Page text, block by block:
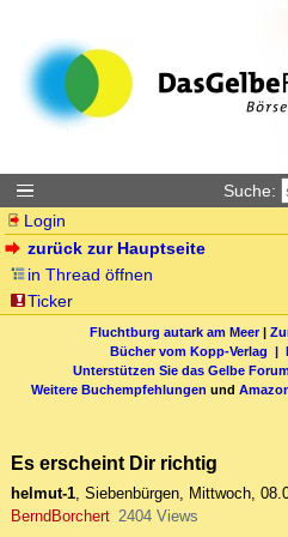
Suche:
Login
zurück zur Hauptseite
in Thread öffnen
Ticker
Fluchtburg autark am Meer|
Bücher vom Kopp-Verlag |
Unterstützen Sie das Gelbe
Weitere Buchempfehlungen und
Es erscheint Dir richtig
helmut-1, Siebenbürgen, Mittwoch,
BerndBorchert 2404 Views